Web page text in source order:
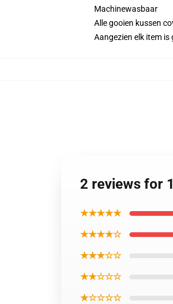
Machinewasbaar
Alle gooien kussen
Aangezien elk item
2 reviews for
★★★★★
★★★★☆
★★★☆☆
★★☆☆☆
★☆☆☆☆